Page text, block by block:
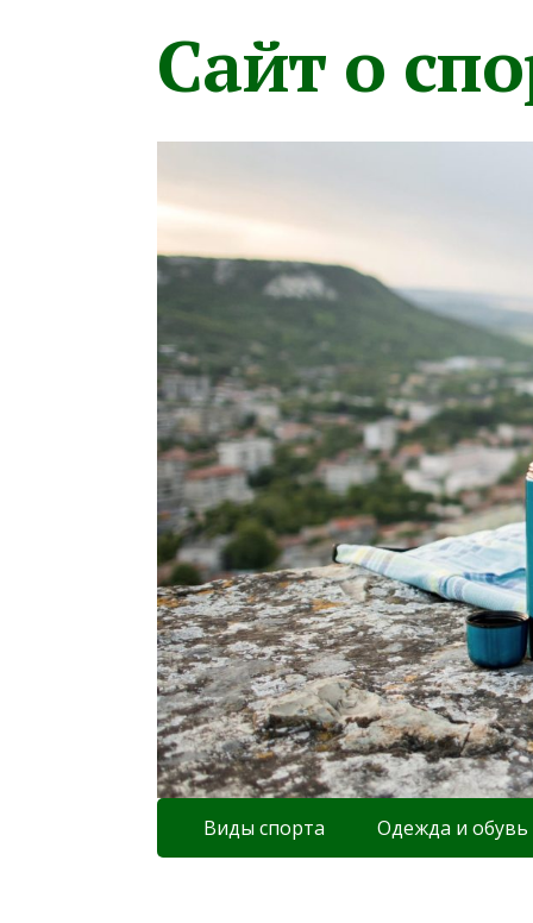
Сайт о
Виды спорта Одежда и обувь